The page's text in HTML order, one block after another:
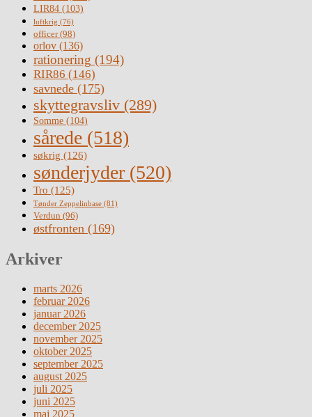
LIR84 (103)
luftkrig (76)
officer(98)
orlov (136)
rationering (194)
RIR86 (146)
savnede (175)
skyttegravsliv (289)
Somme (104)
sårede (518)
søkrig (126)
sønderjyder (520)
Tro (125)
Tønder Zeppelinbase (81)
Verdun (96)
østfronten (169)
Arkiver
marts 2026
februar 2026
januar 2026
december 2025
november 2025
oktober 2025
september 2025
august 2025
juli 2025
juni 2025
maj 2025